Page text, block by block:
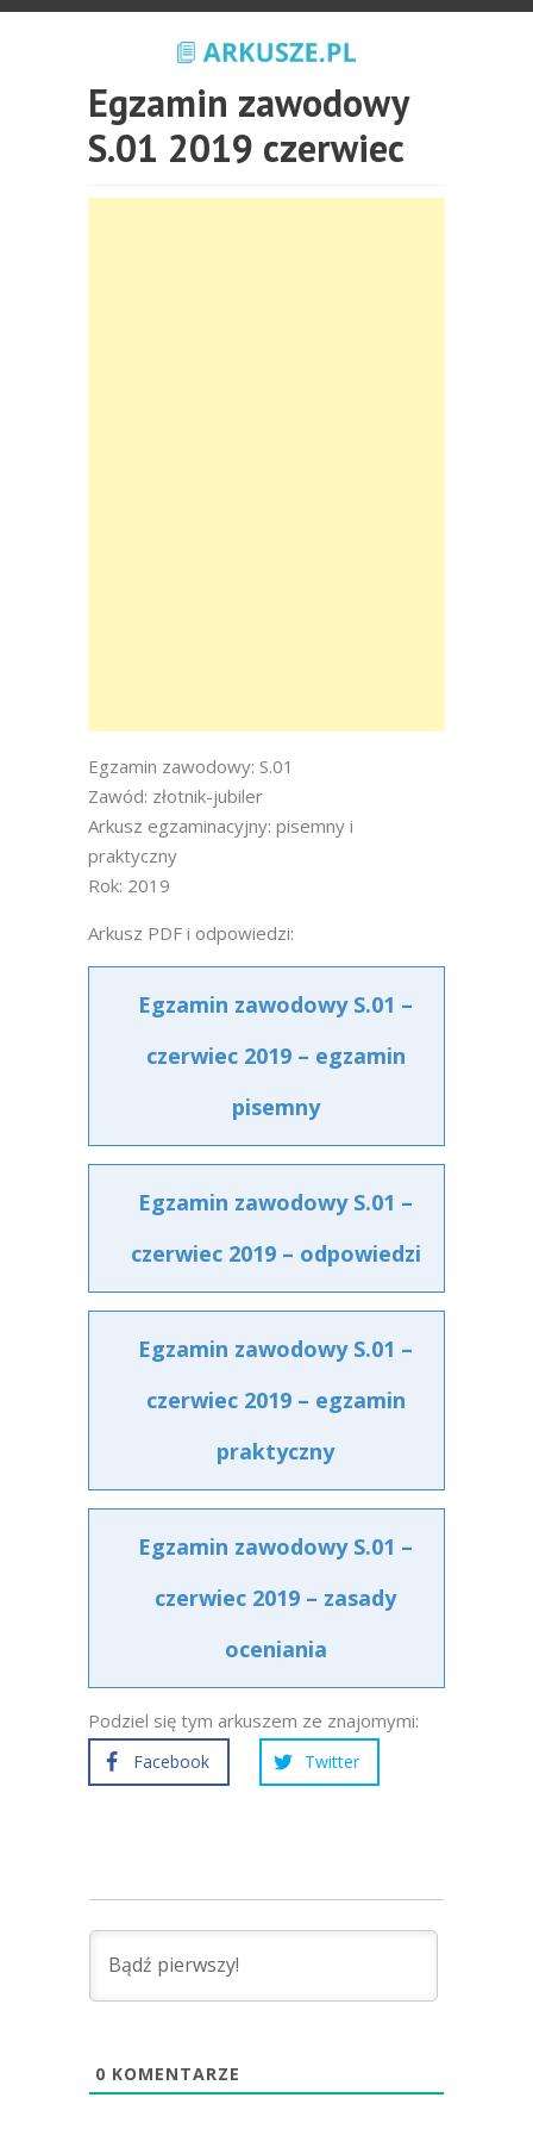
Egzamin zawodowy
S.01 2019 czerwiec
Egzamin zawodowy: S.01
Zawód: złotnik-jubiler
Arkusz egzaminacyjny: pisemny i
praktyczny
Rok: 2019
Arkusz PDF i odpowiedzi:
Egzamin zawodowy S.01 –
czerwiec 2019 – egzamin
pisemny
Egzamin zawodowy S.01 –
czerwiec 2019 – odpowiedzi
Egzamin zawodowy S.01 –
czerwiec 2019 – egzamin
praktyczny
Egzamin zawodowy S.01 –
czerwiec 2019 – zasady
oceniania
Podziel się tym arkuszem ze znajomymi:
Facebook Twitter
0 KOMENTARZE